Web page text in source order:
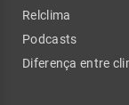
Relclima
Podcasts
Diferença entre